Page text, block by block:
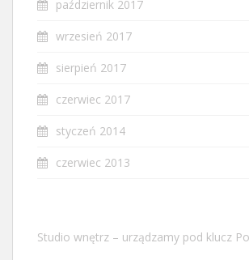
październik 2017
wrzesień 2017
sierpień 2017
czerwiec 2017
styczeń 2014
czerwiec 2013
Studio wnętrz – urządzamy pod klucz